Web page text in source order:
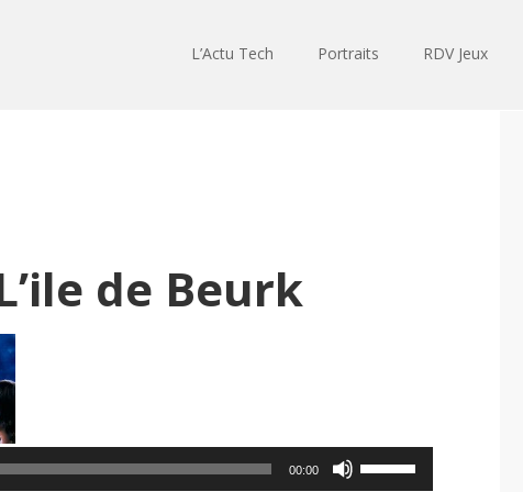
L’Actu Tech Portraits RDV Jeux
de Beurk
Lecteur
audio
00:00
les